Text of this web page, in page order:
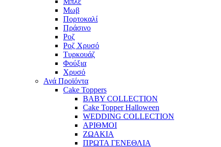
Μωβ
Πορτοκαλί
Πράσινο
Ροζ
Ροζ Χρυσό
Τυρκουάζ
Φούξια
Χρυσό
Ανά Προϊόντα
Cake Toppers
BABY COLLECTION
Cake Topper Halloween
WEDDING COLLECTION
ΑΡΙΘΜΟΙ
ΖΩΑΚΙΑ
ΠΡΩΤΑ ΓΕΝΕΘΛΙΑ